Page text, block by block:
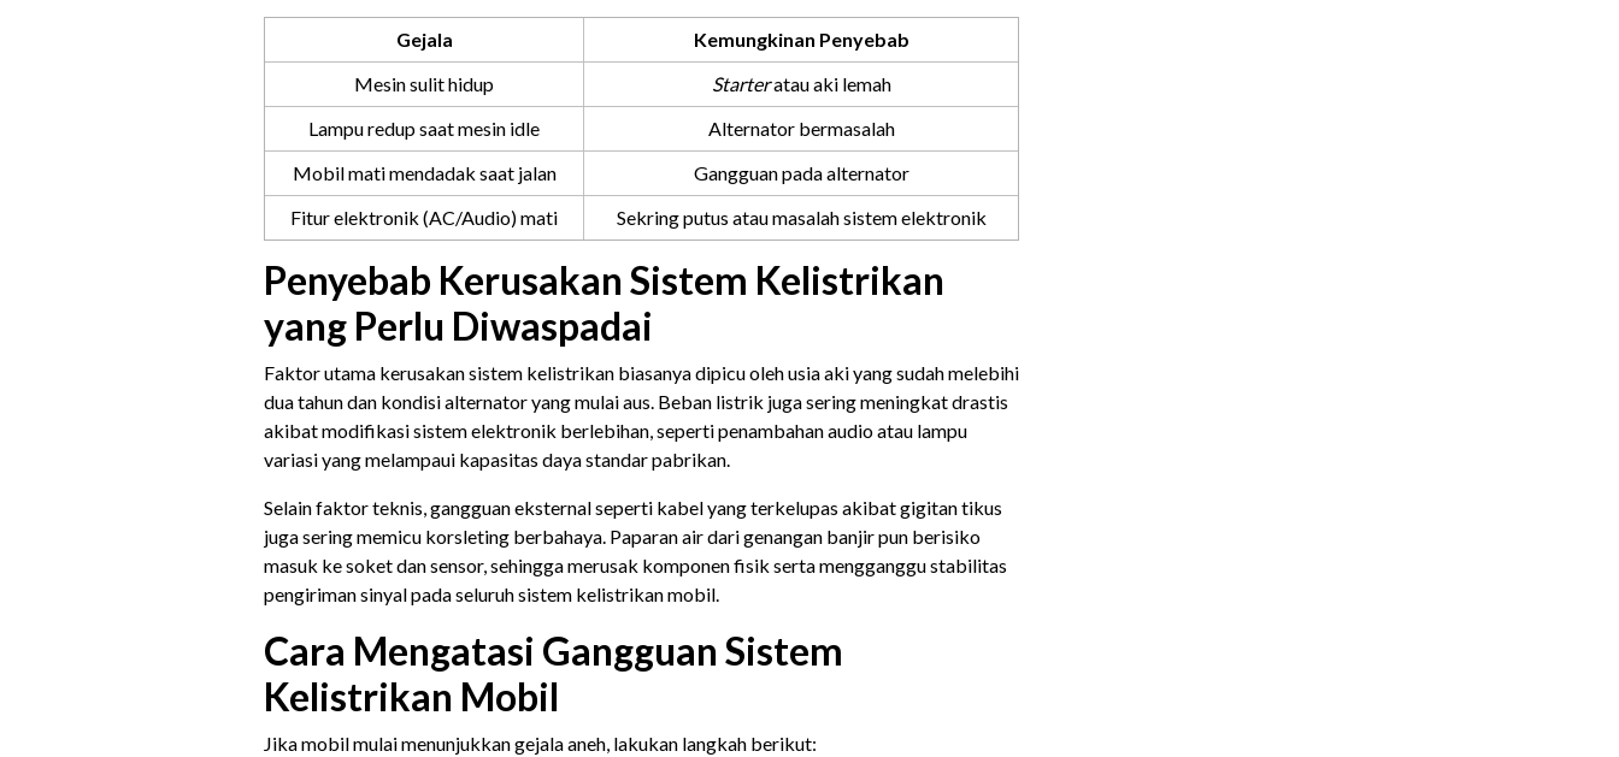
Gejala
Kemungkinan Penyebab
Mesin sulit hidup
Starteratau aki lemah
Lampu redup saat mesin idle
Alternator bermasalah
Mobil mati mendadak saat jalan
Gangguan pada alternator
Fitur elektronik (AC/Audio) mati
Sekring putus atau masalah sistem elektronik
Penyebab Kerusakan Sistem Kelistrikan
yang Perlu Diwaspadai
Faktor utama kerusakan sistem kelistrikan biasanya dipicu oleh usia aki yang sudah melebihi
dua tahun dan kondisi alternator yang mulai aus. Beban listrik juga sering meningkat drastis
akibat modifikasi sistem elektronik berlebihan, seperti penambahan audio atau lampu
variasi yang melampaui kapasitas daya standar pabrikan.
Selain faktor teknis, gangguan eksternal seperti kabel yang terkelupas akibat gigitan tikus
juga sering memicu korsleting berbahaya. Paparan air dari genangan banjir pun berisiko
masuk ke soket dan sensor, sehingga merusak komponen fisik serta mengganggu stabilitas
pengiriman sinyal pada seluruh sistem kelistrikan mobil.
Cara Mengatasi Gangguan Sistem
Kelistrikan Mobil
Jika mobil mulai menunjukkan gejala aneh, lakukan langkah berikut: